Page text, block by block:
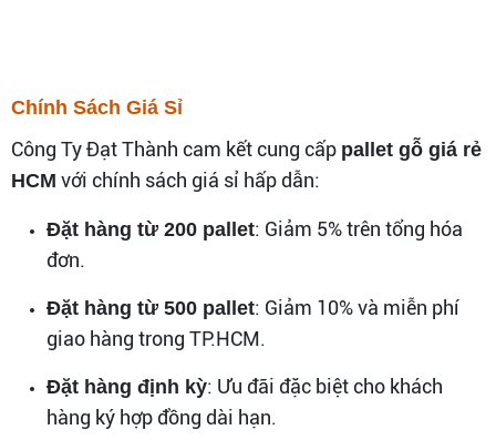
Chính Sách Giá Sỉ
Công Ty Đạt Thành cam kết cung cấp pallet gỗ giá rẻ
HCM với chính sách giá sỉ hấp dẫn:
Đặt hàng từ 200 pallet: Giảm 5% trên tổng hóa
đơn.
Đặt hàng từ 500 pallet: Giảm 10% và miễn phí
giao hàng trong TP.HCM.
Đặt hàng định kỳ: Ưu đãi đặc biệt cho khách
hàng ký hợp đồng dài hạn.